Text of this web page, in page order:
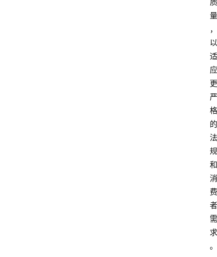
质
量
，
以
适
应
更
严
格
的
法
规
和
消
费
者
需
求
。